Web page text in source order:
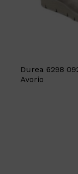
Durea 6298
Avorio